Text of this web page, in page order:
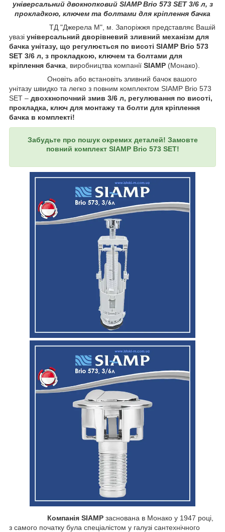
універсальний двокнопковий SIAMP Brio 573 SET 3/6 л, з
прокладкою, ключем та болтами для кріплення бачка
ТД "Джерела М", м. Запоріжжя представляє Вашій
увазі універсальний дворівневий зливний механізм для
бачка унітазу, що регулюється по висоті SIAMP Brio 573
SET 3/6 л, з прокладкою, ключем та болтами для
кріплення бачка , виробництва компанії SIAMP (Монако).
Оновіть або встановіть зливний бачок вашого
унітазу швидко та легко з повним комплектом SIAMP Brio 573
SET – двохкнопочний змив 3/6 л, регулювання по висоті,
прокладка, ключ для монтажу та болти для кріплення
бачка в комплекті!
Забудьте про пошук окремих деталей! Замовте
повний комплект SIAMP Brio 573 SET!
Компанія SIAMP заснована в Монако у 1947 році,
з самого початку була спеціалістом у галузі сантехнічного